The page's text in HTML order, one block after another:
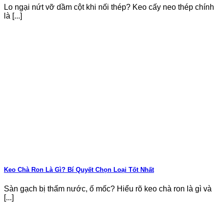
Lo ngại nứt vỡ dầm cột khi nối thép? Keo cấy neo thép chính
là [...]
Keo Chà Ron Là Gì? Bí Quyết Chọn Loại Tốt Nhất
Sàn gạch bị thấm nước, ố mốc? Hiểu rõ keo chà ron là gì và
[...]